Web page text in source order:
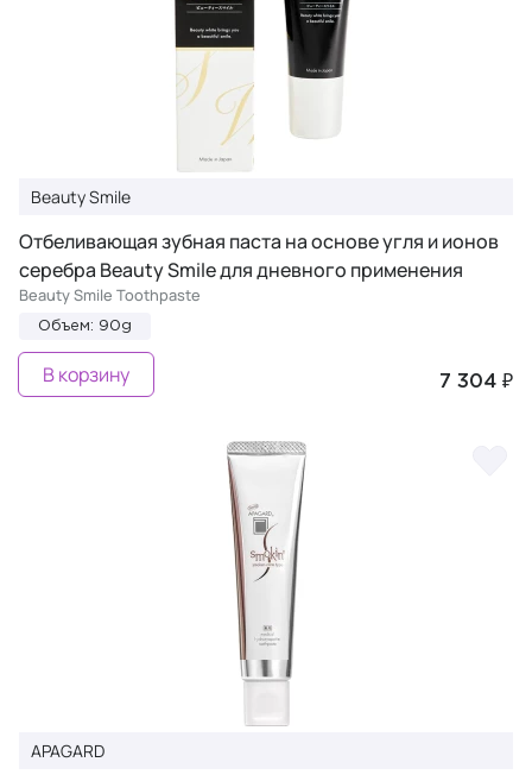
Beauty Smile
Отбеливающая зубная паста на основе угля и ионов
серебра Beauty Smile для дневного применения
Beauty Smile Toothpaste
Объем: 90g
7 304 ₽
В корзину
APAGARD